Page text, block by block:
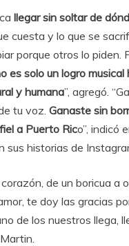
llegar sin soltar de
cuesta y lo que se
porque otros lo piden.
es solo un logro musical
y humana”, agregó.
tu voz. Ganaste sin
a Puerto Rico”, indicó
sus historias de
de un boricua a
te doy las gracias
de los nuestros llega,